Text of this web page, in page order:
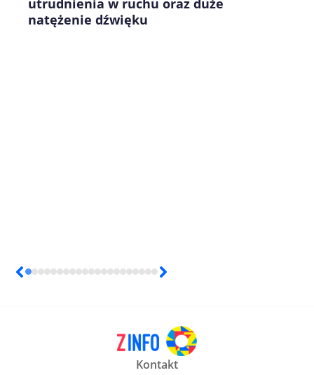
utrudnienia w ruchu oraz duże
natężenie dźwięku
Kontakt